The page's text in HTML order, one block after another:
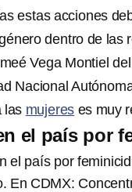
estas acciones
dentro de las
Vega Montiel
Nacional
las mujeres es muy
el país por
el país por
En CDMX: